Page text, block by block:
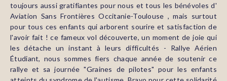
toujours aussi gratifiantes pour nous et tous les bénévoles d'
Aviation Sans Frontières Occitanie-Toulouse , mais surtout
pour tous ces enfants qui arborent sourire et satisfaction de
l'avoir fait ! ce fameux vol découverte, un moment de joie qui
les détache un instant à leurs difficultés - Rallye Aérien
Étudiant, nous sommes fiers chaque année de soutenir ce
rallye et sa journée "Graines de pilotes" pour les enfants